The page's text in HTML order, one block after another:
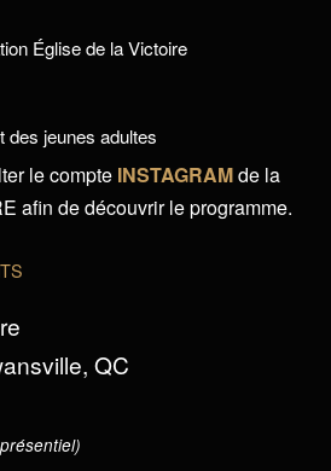
Église de la Victoire
des jeunes adultes
le compte INSTAGRAMde la
afin de découvrir le programme.
QC